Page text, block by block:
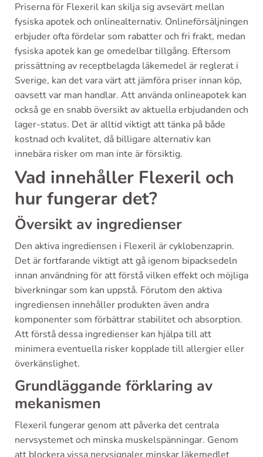
Priserna för Flexeril kan skilja sig avsevärt mellan
fysiska apotek och onlinealternativ. Onlineförsäljningen
erbjuder ofta fördelar som rabatter och fri frakt, medan
fysiska apotek kan ge omedelbar tillgång. Eftersom
prissättning av receptbelagda läkemedel är reglerat i
Sverige, kan det vara värt att jämföra priser innan köp,
oavsett var man handlar. Att använda onlineapotek kan
också ge en snabb översikt av aktuella erbjudanden och
lager-status. Det är alltid viktigt att tänka på både
kostnad och kvalitet, då billigare alternativ kan
innebära risker om man inte är försiktig.
Vad innehåller Flexeril och
hur fungerar det?
Översikt av ingredienser
Den aktiva ingrediensen i Flexeril är cyklobenzaprin.
Det är fortfarande viktigt att gå igenom bipacksedeln
innan användning för att förstå vilken effekt och möjliga
biverkningar som kan uppstå. Förutom den aktiva
ingrediensen innehåller produkten även andra
komponenter som förbättrar stabilitet och absorption.
Att förstå dessa ingredienser kan hjälpa till att
minimera eventuella risker kopplade till allergier eller
överkänslighet.
Grundläggande förklaring av
mekanismen
Flexeril fungerar genom att påverka det centrala
nervsystemet och minska muskelspänningar. Genom